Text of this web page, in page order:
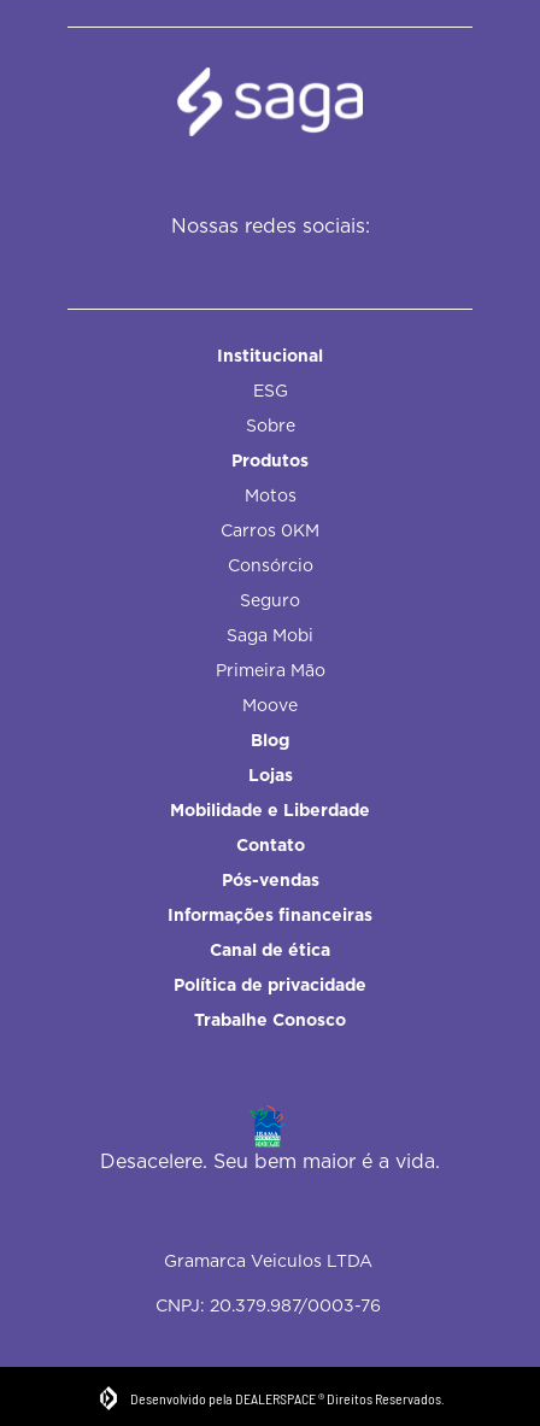
Nossas redes sociais:
Institucional
ESG
Sobre
Produtos
Motos
Carros 0KM
Consórcio
Seguro
Saga Mobi
Primeira Mão
Moove
Blog
Lojas
Mobilidade e Liberdade
Contato
Pós-vendas
Informações financeiras
Canal de ética
Política de privacidade
Trabalhe Conosco
Desacelere. Seu bem maior é a vida.
Gramarca Veiculos LTDA
CNPJ: 20.379.987/0003-76
Desenvolvido pela DEALERSPACE ® Direitos Reservados.